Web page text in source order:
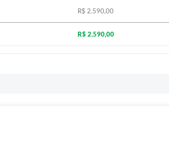
R$ 2.590,00
R$ 2.590,00